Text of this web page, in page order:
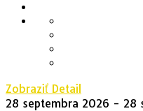
Zobraziť Detail
28 septembra 2026 - 28